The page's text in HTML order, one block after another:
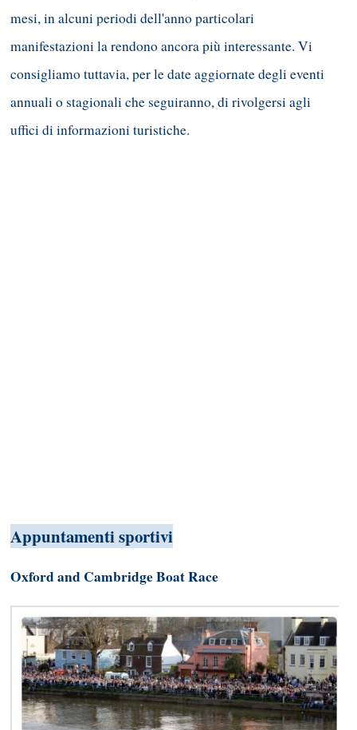
mesi, in alcuni periodi dell'anno particolari
manifestazioni la rendono ancora più interessante. Vi
consigliamo tuttavia, per le date aggiornate degli eventi
annuali o stagionali che seguiranno, di rivolgersi agli
uffici di informazioni turistiche.
Appuntamenti sportivi
Oxford and Cambridge Boat Race